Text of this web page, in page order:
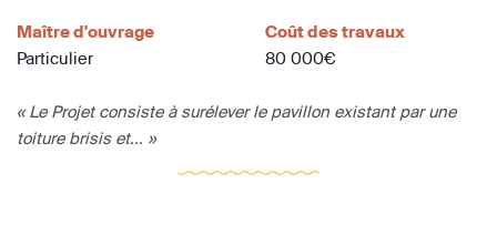
Maître d'ouvrage
Particulier
Coût des travaux
80 000€
« Le Projet consiste à surélever le pavillon existant par une
toiture brisis et... »